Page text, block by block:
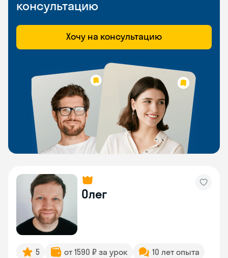
консультацию
Хочу на консультацию
Олег
5 от 1590 ₽ за урок
10 лет опыта